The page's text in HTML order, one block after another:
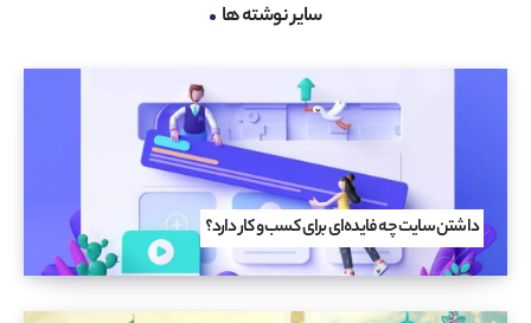
سایر نوشته ها
داشتن سایت چه فایده‌ای برای کسب و کار دارد؟